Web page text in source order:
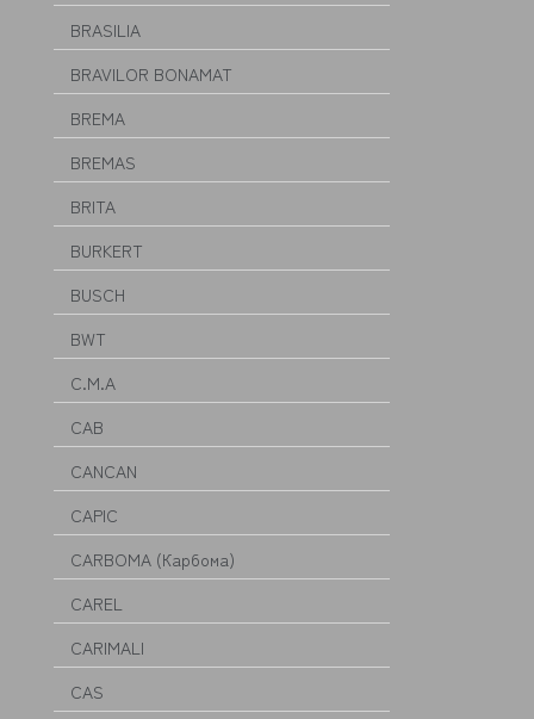
BRASILIA
BRAVILOR BONAMAT
BREMA
BREMAS
BRITA
BURKERT
BUSCH
BWT
C.M.A
CAB
CANCAN
CAPIC
CARBOMA (Карбома)
CAREL
CARIMALI
CAS